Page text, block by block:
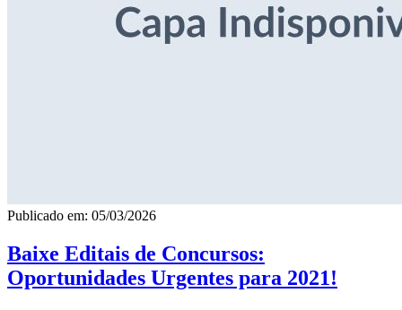
Publicado em: 05/03/2026
Baixe Editais de Concursos:
Oportunidades Urgentes para 2021!